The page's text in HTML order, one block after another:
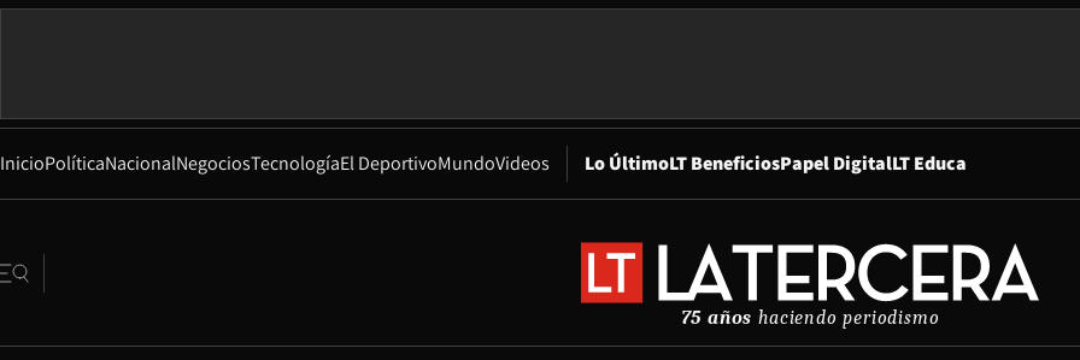
InicioPolíticaNacionalNegociosTecnologíaEl DeportivoMundoVideos Lo ÚltimoLT BeneficiosPapel DigitalOpens in new window
LT Educa
75 años haciendo periodismo